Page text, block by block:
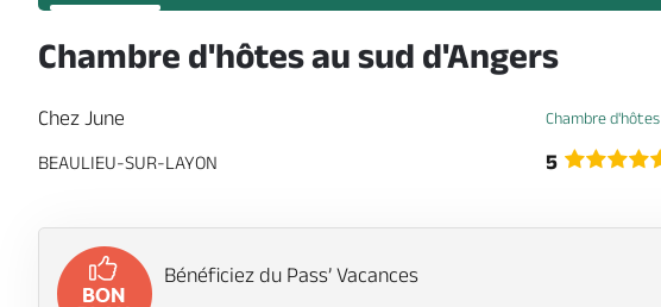
Chambre d'hôtes au sud d'Angers
Chez June Chambre d'hôtes
BEAULIEU-SUR-LAYON 5
Bénéficiez du Pass’ Vacances